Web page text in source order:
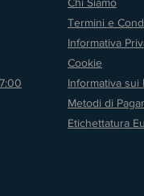
Termini e
Informativa
Cookie
Informativa sui
Metodi di
Etichettatura